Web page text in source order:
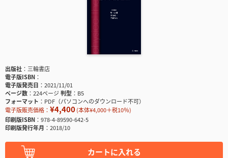
出版社
三輪書店
電子版ISBN
電子版発売日
2021/11/01
ページ数
224ページ判型
B5
フォーマット
PDF（パソコンへのダウンロード不可）
電子版販売価格： ¥4,400(本体¥4,000＋税10％)
印刷版ISBN
978-4-89590-642-5
印刷版発行年月
2018/10
カートに入れる